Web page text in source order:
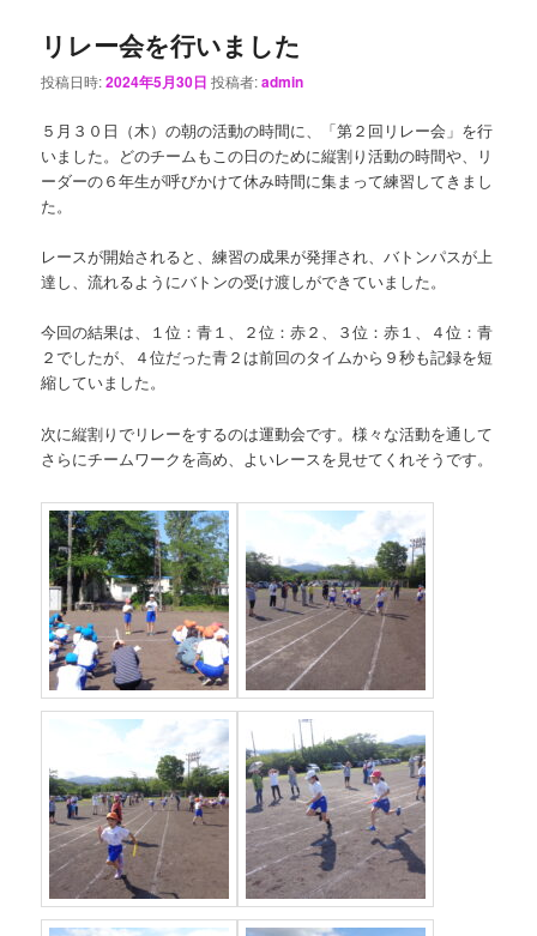
リレー会を行いました
投稿日時:2024年5月30日 投稿者:admin
５月３０日（木）の朝の活動の時間に、「第２回リレー会」を行
いました。どのチームもこの日のために縦割り活動の時間や、リ
ーダーの６年生が呼びかけて休み時間に集まって練習してきまし
た。
レースが開始されると、練習の成果が発揮され、バトンパスが上
達し、流れるようにバトンの受け渡しができていました。
今回の結果は、１位：青１、２位：赤２、３位：赤１、４位：青
２でしたが、４位だった青２は前回のタイムから９秒も記録を短
縮していました。
次に縦割りでリレーをするのは運動会です。様々な活動を通して
さらにチームワークを高め、よいレースを見せてくれそうです。